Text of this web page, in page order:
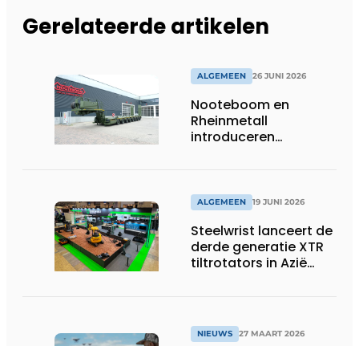
Gerelateerde artikelen
ALGEMEEN 26 JUNI 2026
Nooteboom en
Rheinmetall
introduceren
ALGEMEEN 19 JUNI 2026
Steelwrist lanceert de
derde generatie XTR
tiltrotators in Azië
NIEUWS 27 MAART 2026